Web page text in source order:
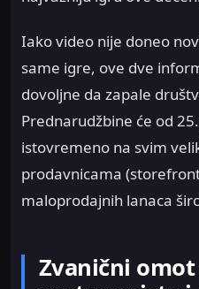
Iako video nije doneo
same igre, ove dve
dovoljne da zapale
Prednarudžbine će od
istovremeno na svim
prodavnicama
maloprodajnih lanaca
Zvanični